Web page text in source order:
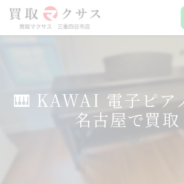
🎹 KAWAI 電子ピア
名古屋で買